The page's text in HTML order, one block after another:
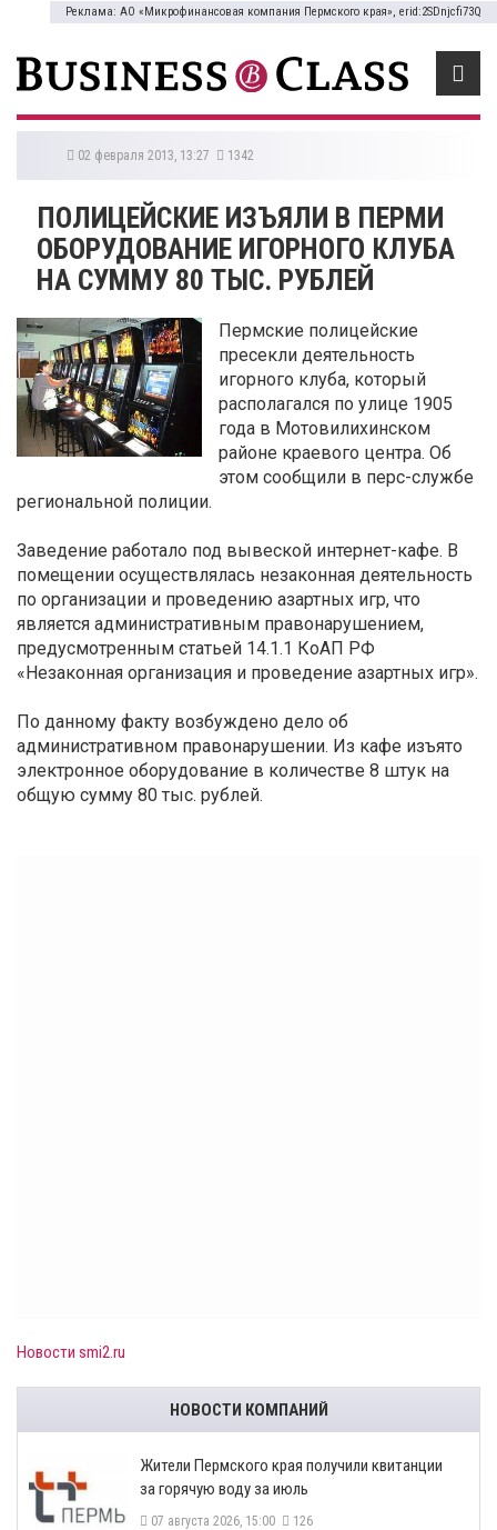
Реклама: АО «Микрофинансовая компания Пермского края», erid:2SDnjcfi73Q
02 февраля 2013, 13:27 1342
ПОЛИЦЕЙСКИЕ ИЗЪЯЛИ В ПЕРМИ
ОБОРУДОВАНИЕ ИГОРНОГО КЛУБА
НА СУММУ 80 ТЫС. РУБЛЕЙ
Пермские полицейские
пресекли деятельность
игорного клуба, который
располагался по улице 1905
года в Мотовилихинском
районе краевого центра. Об
этом сообщили в перс-службе
региональной полиции.
Заведение работало под вывеской интернет-кафе. В
помещении осуществлялась незаконная деятельность
по организации и проведению азартных игр, что
является административным правонарушением,
предусмотренным статьей 14.1.1 КоАП РФ
«Незаконная организация и проведение азартных игр».
По данному факту возбуждено дело об
административном правонарушении. Из кафе изъято
электронное оборудование в количестве 8 штук на
общую сумму 80 тыс. рублей.
Новости smi2.ru
НОВОСТИ КОМПАНИЙ
​Жители Пермского края получили квитанции
за горячую воду за июль
07 августа 2026, 15:00 126